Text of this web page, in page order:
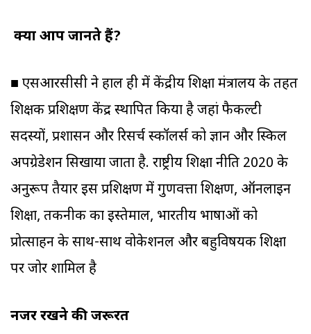
क्या आप जानते हैं?
■ एसआरसीसी ने हाल ही में केंद्रीय शिक्षा मंत्रालय के तहत
शिक्षक प्रशिक्षण केंद्र स्थापित किया है जहां फैकल्टी
सदस्यों, प्रशासन और रिसर्च स्कॉलर्स को ज्ञान और स्किल
अपग्रेडेशन सिखाया जाता है. राष्ट्रीय शिक्षा नीति 2020 के
अनुरूप तैयार इस प्रशिक्षण में गुणवत्ता शिक्षण, ऑनलाइन
शिक्षा, तकनीक का इस्तेमाल, भारतीय भाषाओं को
प्रोत्साहन के साथ-साथ वोकेशनल और बहुविषयक शिक्षा
पर जोर शामिल है
नजर रखने की जरूरत